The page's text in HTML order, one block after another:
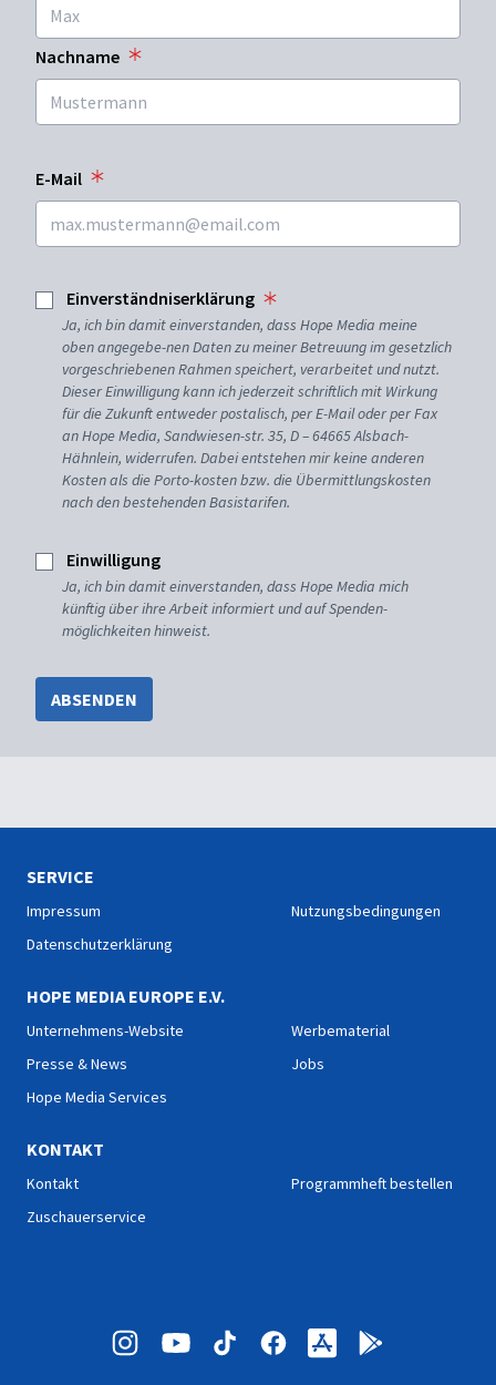
Nachname
E-Mail
Einverständniserklärung
Ja, ich bin damit einverstanden, dass Hope Media meine
oben angegebe-nen Daten zu meiner Betreuung im gesetzlich
vorgeschriebenen Rahmen speichert, verarbeitet und nutzt.
Dieser Einwilligung kann ich jederzeit schriftlich mit Wirkung
für die Zukunft entweder postalisch, per E-Mail oder per Fax
an Hope Media, Sandwiesen-str. 35, D – 64665 Alsbach-
Hähnlein, widerrufen. Dabei entstehen mir keine anderen
Kosten als die Porto-kosten bzw. die Übermittlungskosten
nach den bestehenden Basistarifen.
Einwilligung
Ja, ich bin damit einverstanden, dass Hope Media mich
künftig über ihre Arbeit informiert und auf Spenden-
möglichkeiten hinweist.
ABSENDEN
SERVICE
Impressum
Datenschutzerklärung
Nutzungsbedingungen
HOPE MEDIA EUROPE E.V.
Unternehmens-Website
Presse & News
Hope Media Services
Werbematerial
Jobs
KONTAKT
Kontakt
Zuschauerservice
Programmheft bestellen